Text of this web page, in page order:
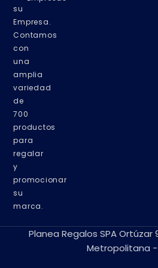
su
Empresa.
Contamos
con
una
amplia
variedad
de
700
productos
para
regalar
y
promocionar
su
marca.
Planea Regalos SPA Ortúzar
Metropolitana -